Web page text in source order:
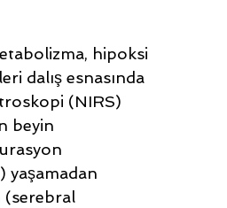
hipoksi
dalış esnasında
(NIRS)
beyin
yaşamadan
(serebral